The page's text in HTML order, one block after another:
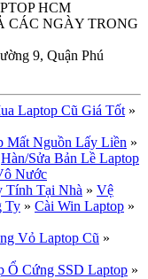
HCM
CÁC NGÀY TRONG
9, Quận Phú
Laptop Cũ Giá Tốt »
Mất Nguồn Lấy Liền »
Hàn/Sửa Bản Lề Laptop
Nước
Tính Tại Nhà » Vệ
Ty » Cài Win Laptop »
Vỏ Laptop Cũ »
Ổ Cứng SSD Laptop »